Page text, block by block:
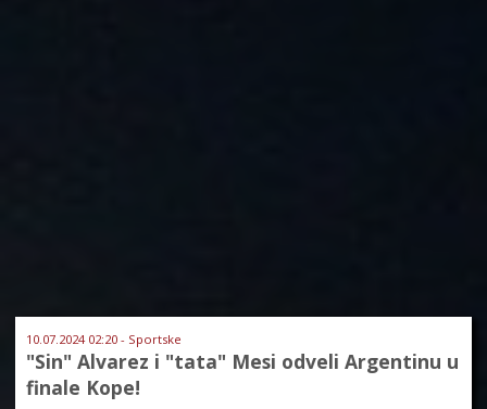
10.07.2024 02:20 - Sportske
"Sin" Alvarez i "tata" Mesi odveli Argentinu u
finale Kope!